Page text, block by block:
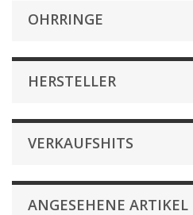
OHRRINGE
HERSTELLER
VERKAUFSHITS
ANGESEHENE ARTIKEL